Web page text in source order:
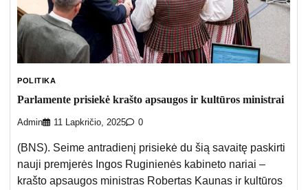
POLITIKA
Parlamente prisiekė krašto apsaugos ir kultūros ministrai
Admin 11 Lapkričio, 2025 0
(BNS). Seime antradienį prisiekė du šią savaitę paskirti
nauji premjerės Ingos Ruginienės kabineto nariai –
krašto apsaugos ministras Robertas Kaunas ir kultūros